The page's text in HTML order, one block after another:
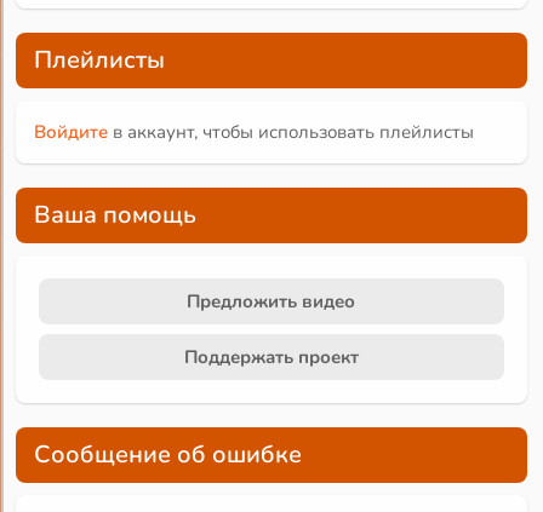
Плейлисты
Войдите в аккаунт, чтобы использовать плейлисты
Ваша помощь
Предложить видео
Поддержать проект
Сообщение об ошибке